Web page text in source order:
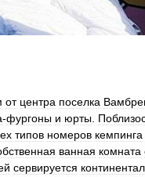
от центра поселка
-фургоны и юрты
типов номеров кемпинга
ванная комната
сервируется